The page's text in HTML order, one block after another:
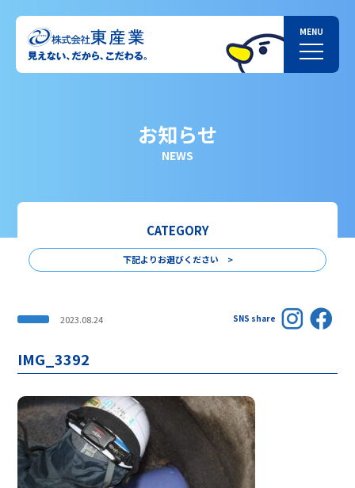
お知らせ
NEWS
CATEGORY
下記よりお選びください >
2023.08.24 SNS share
IMG_3392